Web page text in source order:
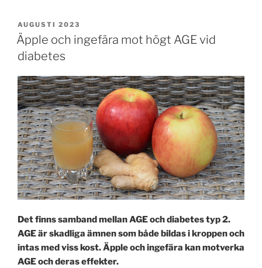
PUBLICERAT
AUGUSTI 2023
Äpple och ingefära mot högt AGE vid
diabetes
Det finns samband mellan AGE och diabetes typ 2.
AGE är skadliga ämnen som både bildas i kroppen och
intas med viss kost. Äpple och ingefära kan motverka
AGE och deras effekter.